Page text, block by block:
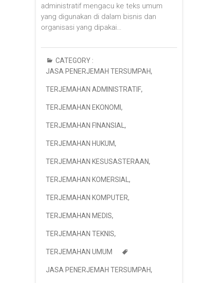
administratif mengacu ke teks umum
yang digunakan di dalam bisnis dan
organisasi yang dipakai…
CATEGORY :
JASA PENERJEMAH TERSUMPAH,
TERJEMAHAN ADMINISTRATIF,
TERJEMAHAN EKONOMI ,
TERJEMAHAN FINANSIAL ,
TERJEMAHAN HUKUM,
TERJEMAHAN KESUSASTERAAN,
TERJEMAHAN KOMERSIAL ,
TERJEMAHAN KOMPUTER,
TERJEMAHAN MEDIS,
TERJEMAHAN TEKNIS,
TERJEMAHAN UMUM
JASA PENERJEMAH TERSUMPAH,